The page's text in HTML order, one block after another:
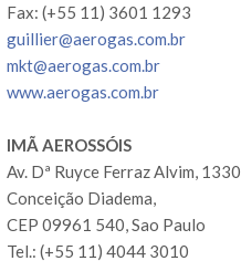
Fax: (+55 11) 3601 1293
guillier@aerogas.com.br
mkt@aerogas.com.br
www.aerogas.com.br
IMÃ AEROSSÓIS
Av. Dª Ruyce Ferraz Alvim, 1330
Conceição Diadema,
CEP 09961 540, Sao Paulo
Tel.: (+55 11) 4044 3010